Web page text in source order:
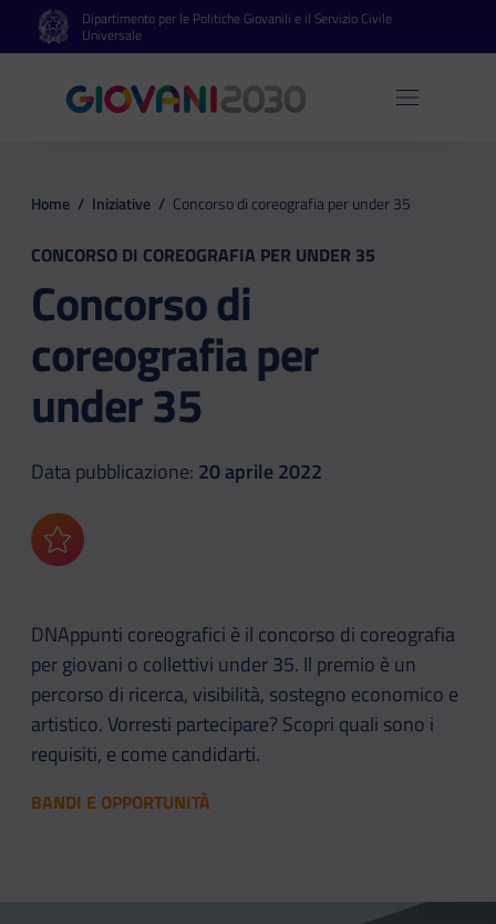
Vai al contenuto principale
Vai al footerDipartimento per le Politiche Giovanili e il Servizio Civile
Universale
Apri
Home / Iniziative / Concorso di coreografia per under 35
CONCORSO DI COREOGRAFIA PER UNDER 35
Concorso di
coreografia per
under 35
Data pubblicazione: 20 aprile 2022
Aggiungi ai preferiti
DNAppunti coreografici è il concorso di coreografia
per giovani o collettivi under 35. Il premio è un
percorso di ricerca, visibilità, sostegno economico e
artistico. Vorresti partecipare? Scopri quali sono i
requisiti, e come candidarti.
BANDI E OPPORTUNITÀ